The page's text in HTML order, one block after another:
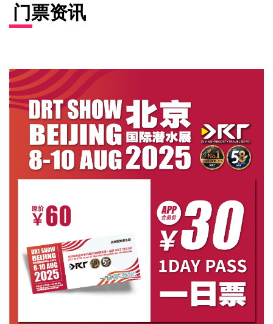
门票资讯